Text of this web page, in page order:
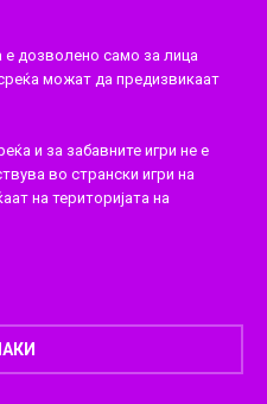
е дозволено само за лица
можат да предизвикаат
и за забавните игри не е
во странски игри на
на територијата на